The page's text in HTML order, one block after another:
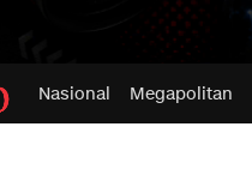
Nasional Megapolitan